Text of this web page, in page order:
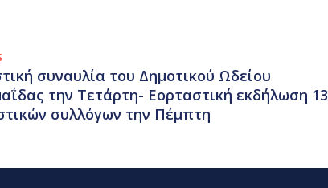
συναυλία του Δημοτικού Ωδείου
την Τετάρτη- Εορταστική εκδήλωση 13
συλλόγων την Πέμπτη